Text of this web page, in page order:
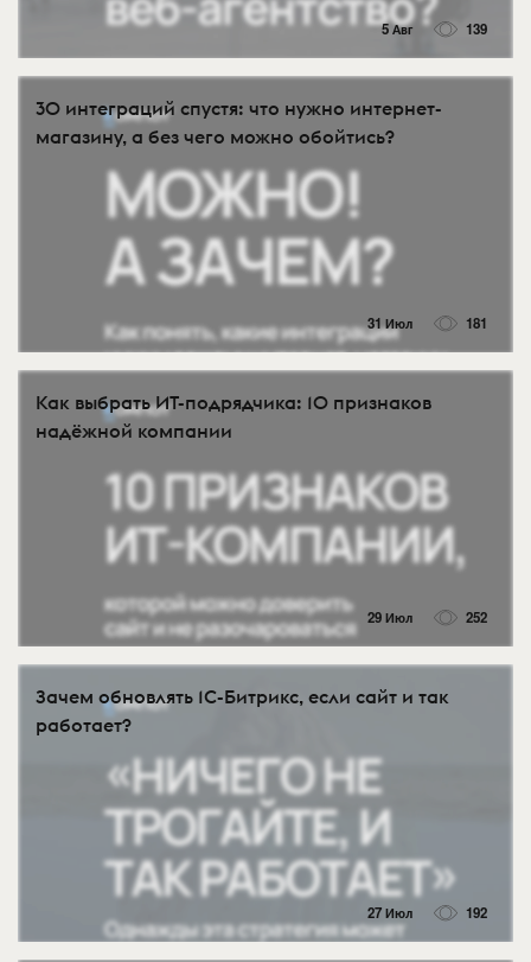
5 Авг 139
30 интеграций спустя: что нужно интернет-
магазину, а без чего можно обойтись?
31 Июл 181
Как выбрать ИТ-подрядчика: 10 признаков
надёжной компании
29 Июл 252
Зачем обновлять 1С-Битрикс, если сайт и так
работает?
27 Июл 192